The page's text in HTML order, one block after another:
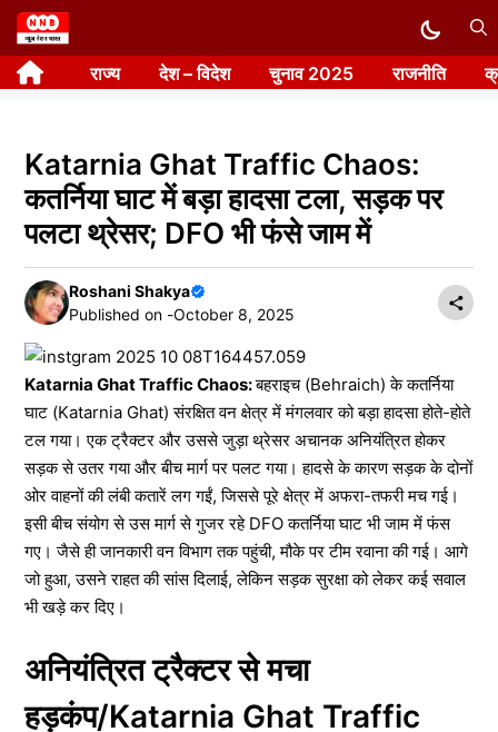
Skip
to
content राज्य देश – विदेश चुनाव 2025 राजनीति
Katarnia Ghat Traffic Chaos:
कतर्निया घाट में बड़ा हादसा टला, सड़क पर
पलटा थ्रेसर; DFO भी फंसे जाम में
Roshani Shakya
Published on -October 8, 2025
Katarnia Ghat Traffic Chaos:बहराइच (Behraich) के कतर्निया
घाट (Katarnia Ghat) संरक्षित वन क्षेत्र में मंगलवार को बड़ा हादसा होते-होते
टल गया। एक ट्रैक्टर और उससे जुड़ा थ्रेसर अचानक अनियंत्रित होकर
सड़क से उतर गया और बीच मार्ग पर पलट गया। हादसे के कारण सड़क के दोनों
ओर वाहनों की लंबी कतारें लग गईं, जिससे पूरे क्षेत्र में अफरा-तफरी मच गई।
इसी बीच संयोग से उस मार्ग से गुजर रहे DFO कतर्निया घाट भी जाम में फंस
गए। जैसे ही जानकारी वन विभाग तक पहुंची, मौके पर टीम रवाना की गई। आगे
जो हुआ, उसने राहत की सांस दिलाई, लेकिन सड़क सुरक्षा को लेकर कई सवाल
भी खड़े कर दिए।
अनियंत्रित ट्रैक्टर से मचा
हड़कंप/Katarnia Ghat Traffic